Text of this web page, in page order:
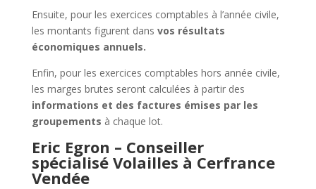
Ensuite, pour les exercices comptables à l’année civile,
les montants figurent dans vos résultats
économiques annuels.
Enfin, pour les exercices comptables hors année civile,
les marges brutes seront calculées à partir des
informations et des factures émises par les
groupements à chaque lot.
Eric Egron – Conseiller
spécialisé Volailles à Cerfrance
Vendée